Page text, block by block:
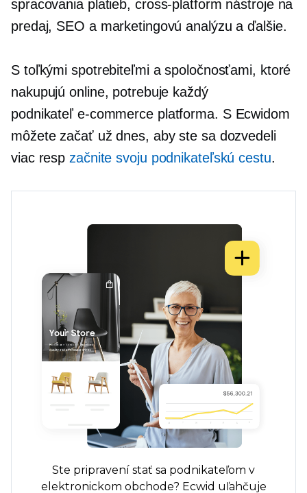
spracovania platieb, cross-platform nástroje na
predaj, SEO a marketingovú analýzu a ďalšie.
S toľkými spotrebiteľmi a spoločnosťami, ktoré
nakupujú online, potrebuje každý
podnikateľ e-commerceplatforma. S Ecwidom
môžete začať už dnes, aby ste sa dozvedeli
viac resp začnite svoju podnikateľskú cestu.
Ste pripravení stať sa podnikateľom v
elektronickom obchode? Ecwid uľahčuje